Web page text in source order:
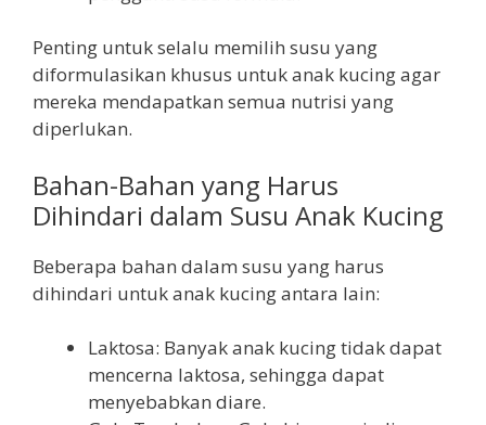
Penting untuk selalu memilih susu yang
diformulasikan khusus untuk anak kucing agar
mereka mendapatkan semua nutrisi yang
diperlukan.
Bahan-Bahan yang Harus
Dihindari dalam Susu Anak Kucing
Beberapa bahan dalam susu yang harus
dihindari untuk anak kucing antara lain:
Laktosa: Banyak anak kucing tidak dapat
mencerna laktosa, sehingga dapat
menyebabkan diare.